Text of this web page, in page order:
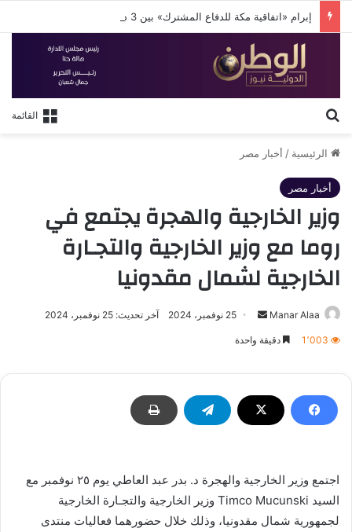
إبرام «اتفاقية مكة للدفاع المشترك» بين 3 دول إسلامية
القائمة
الرئيسية / أخبار مصر
أخبار مصر
وزير الخارجية والهجرة يجتمع في
روما مع وزير الخارجية والتجـارة
الخارجية لشمال مقدونيا
Manar Alaa
أرسل 25 نوفمبر، 2024 آخر تحديث: 25 نوفمبر، 2024
1٬003 دقيقة واحدة
اجتمع وزير الخارجية والهجرة د. بدر عبد العاطي يوم ٢٥ نوفمبر مع
السيد Timco Mucunski وزير الخارجية والتجـارة الخارجية
لجمهورية شمال مقدونيا، وذلك خلال حضورهما فعاليات منتدى